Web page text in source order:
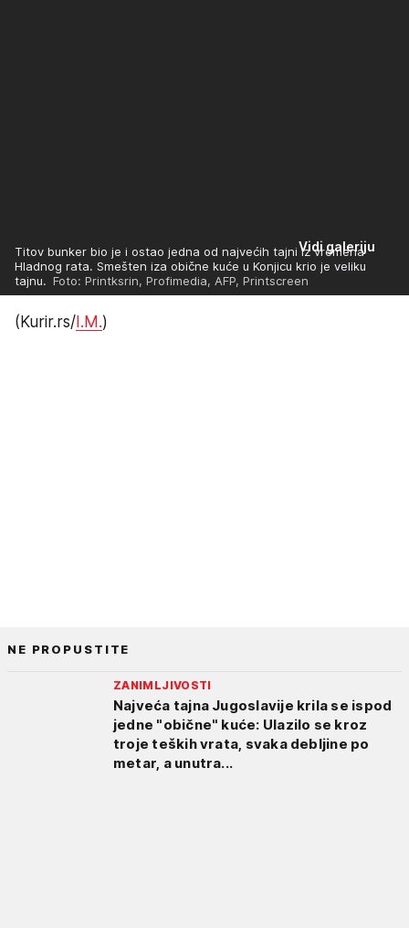
Vidi galeriju
Titov bunker bio je i ostao jedna od najvećih tajni iz vremena
Hladnog rata. Smešten iza obične kuće u Konjicu krio je veliku
tajnu. Foto: Printksrin, Profimedia, AFP, Printscreen
(Kurir.rs/ I.M.)
NE PROPUSTITE
ZANIMLJIVOSTI
Najveća tajna Jugoslavije krila se ispod
jedne "obične" kuće: Ulazilo se kroz
troje teških vrata, svaka debljine po
metar, a unutra...